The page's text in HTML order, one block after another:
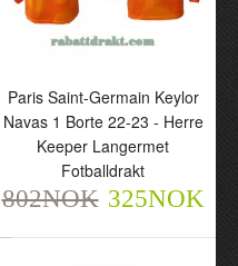
Paris Saint-Germain Keylor
Navas 1 Borte 22-23 - Herre
Keeper Langermet
Fotballdrakt
802NOK 325NOK